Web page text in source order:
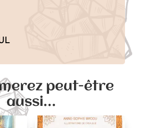
peut-être
aussi…